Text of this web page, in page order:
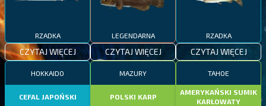
RZADKA
CZYTAJ WIĘCEJ
LEGENDARNA
CZYTAJ WIĘCEJ
RZADKA
CZYTAJ WIĘCEJ
HOKKAIDO
CEFAL JAPOŃSKI
MAZURY
POLSKI KARP
TAHOE
AMERYKAŃSKI SUMIK
KARŁOWATY